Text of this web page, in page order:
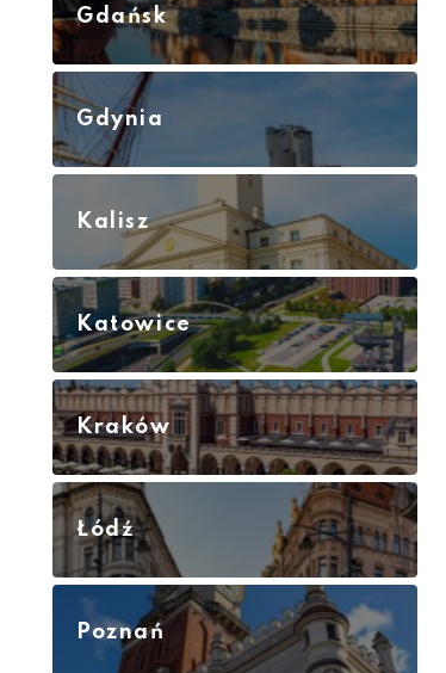
Gdańsk
Gdynia
Kalisz
Katowice
Kraków
Łódź
Poznań